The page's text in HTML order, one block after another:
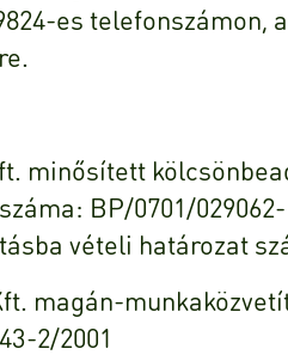
es telefonszámon,
minősített
BP/0701/
vételi határozat
magán-
2/2001